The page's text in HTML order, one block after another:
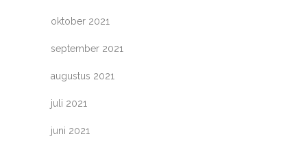
oktober 2021
september 2021
augustus 2021
juli 2021
juni 2021